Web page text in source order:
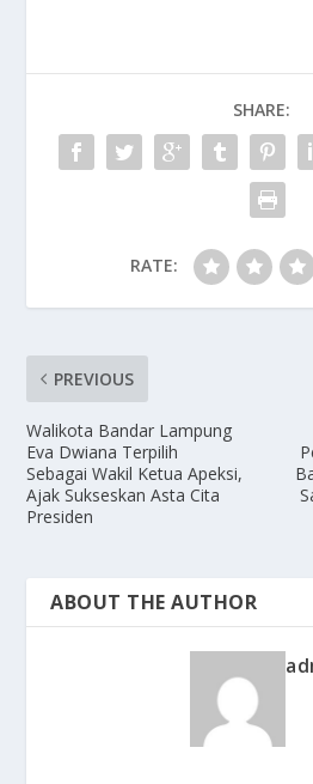
SHARE:
RATE:
PREVIOUS
Walikota Bandar Lampung
Eva Dwiana Terpilih
Sebagai Wakil Ketua Apeksi,
Ajak Sukseskan Asta Cita
Presiden
ABOUT THE AUTHOR